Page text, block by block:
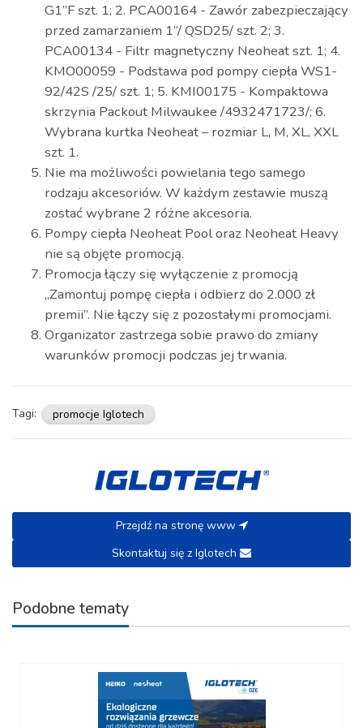
G1”F szt. 1; 2. PCA00164 - Zawór zabezpieczający
przed zamarzaniem 1”/ QSD25/ szt. 2; 3.
PCA00134 - Filtr magnetyczny Neoheat szt. 1; 4.
KMO00059 - Podstawa pod pompy ciepła WS1-
92/42S /25/ szt. 1; 5. KMI00175 - Kompaktowa
skrzynia Packout Milwaukee /4932471723/; 6.
Wybrana kurtka Neoheat – rozmiar L, M, XL, XXL
szt. 1.
Nie ma możliwości powielania tego samego
rodzaju akcesoriów. W każdym zestawie muszą
zostać wybrane 2 różne akcesoria.
Pompy ciepła Neoheat Pool oraz Neoheat Heavy
nie są objęte promocją.
Promocja łączy się wyłączenie z promocją
„Zamontuj pompę ciepła i odbierz do 2.000 zł
premii”. Nie łączy się z pozostałymi promocjami.
Organizator zastrzega sobie prawo do zmiany
warunków promocji podczas jej trwania.
Tagi: promocje Iglotech
Przejdź na stronę www
Skontaktuj się z Iglotech
Podobne tematy